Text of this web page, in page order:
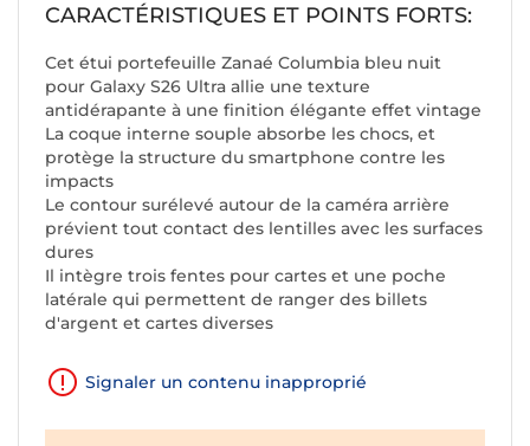
CARACTÉRISTIQUES ET POINTS FORTS:
Cet étui portefeuille Zanaé Columbia bleu nuit
pour Galaxy S26 Ultra allie une texture
antidérapante à une finition élégante effet vintage
La coque interne souple absorbe les chocs, et
protège la structure du smartphone contre les
impacts
Le contour surélevé autour de la caméra arrière
prévient tout contact des lentilles avec les surfaces
dures
Il intègre trois fentes pour cartes et une poche
latérale qui permettent de ranger des billets
d'argent et cartes diverses
Signaler un contenu inapproprié